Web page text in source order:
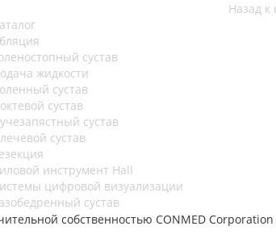
Назад к
сустав
жидкости
сустав
сустав
сустав
сустав
инструмент Hall
цифровой визуализации
сустав
собственностью CONMED